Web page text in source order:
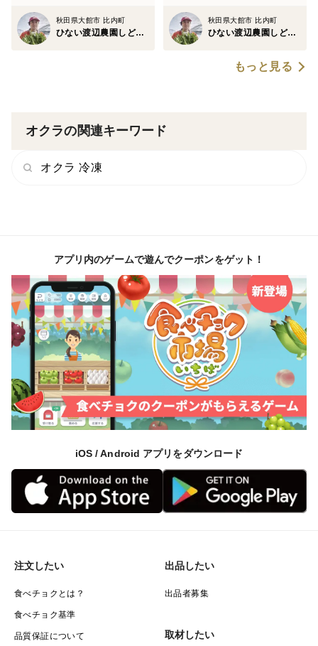
秋田県大館市 比内町
ひない渡辺農園しどけ村
秋田県大館市 比内町
ひない渡辺農園しどけ村
もっと見る
オクラの関連キーワード
オクラ 冷凍
アプリ内のゲームで遊んでクーポンをゲット！
iOS / Android アプリをダウンロード
注文したい
食べチョクとは？
食べチョク基準
品質保証について
出品したい
出品者募集
取材したい